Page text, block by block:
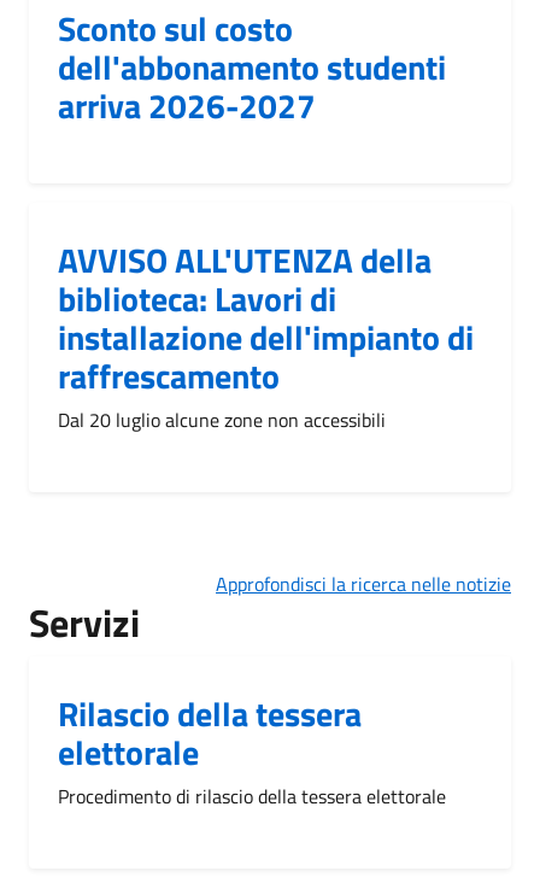
Sconto sul costo
dell'abbonamento studenti
arriva 2026-2027
AVVISO ALL'UTENZA della
biblioteca: Lavori di
installazione dell'impianto di
raffrescamento
Dal 20 luglio alcune zone non accessibili
Approfondisci la ricerca nelle notizie
Servizi
Rilascio della tessera
elettorale
Procedimento di rilascio della tessera elettorale